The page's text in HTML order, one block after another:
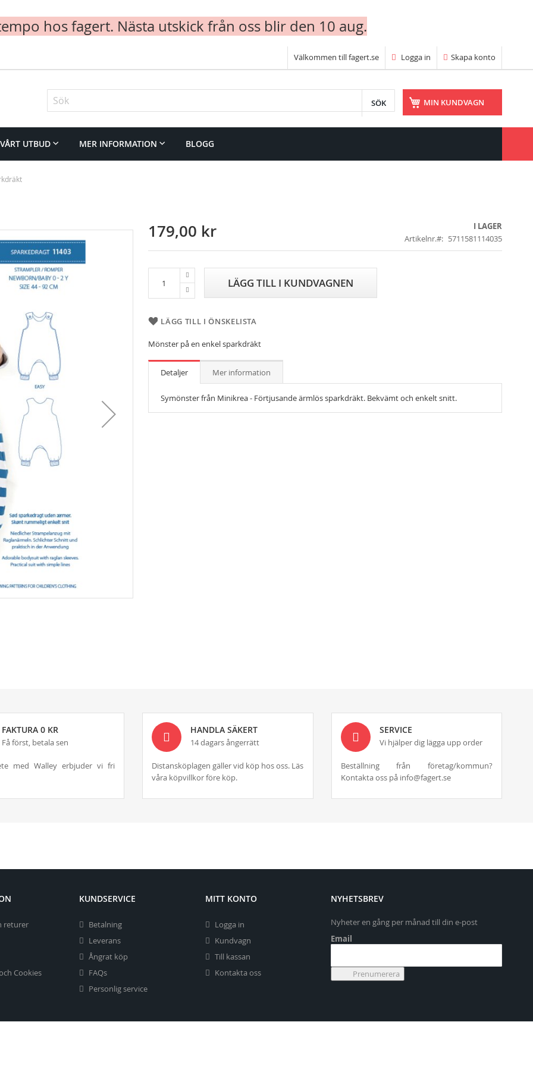
hos fagert. Nästa utskick från oss blir den 10 aug.
Välkommen till fagert.se Logga in Skapa konto
MIN KUNDVAGN
Sök
VÅRT UTBUD MER INFORMATION BLOGG
179,00 kr
I LAGER
Artikelnr.
5711581114035
LÄGG TILL I KUNDVAGNEN
LÄGG TILL I ÖNSKELISTA
Mönster på en enkel sparkdräkt
Detaljer
Symönster från Minikrea - Förtjusande ärmlös sparkdräkt. Bekvämt och enkelt snitt.
Mer information
FAKTURA 0 KR
Få först, betala sen
med Walley erbjuder vi fri
HANDLA SÄKERT
14 dagars ångerrätt
Distansköplagen gäller vid köp hos oss. Läs
våra köpvillkor före köp.
SERVICE
Vi hjälper dig lägga upp order
Beställning från företag/kommun?
Kontakta oss på info@fagert.se
returer
Cookies
KUNDSERVICE
Betalning
Leverans
Ångrat köp
FAQs
Personlig service
MITT KONTO
Logga in
Kundvagn
Till kassan
Kontakta oss
NYHETSBREV
Nyheter en gång per månad till din e-post
Email